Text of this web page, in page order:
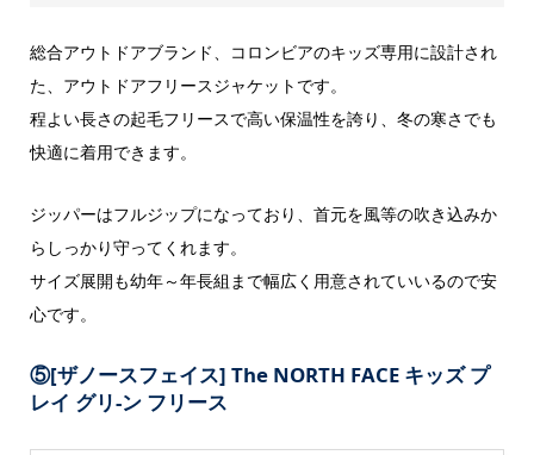
総合アウトドアブランド、コロンビアのキッズ専用に設計され
た、アウトドアフリースジャケットです。
程よい長さの起毛フリースで高い保温性を誇り、冬の寒さでも
快適に着用できます。
ジッパーはフルジップになっており、首元を風等の吹き込みか
らしっかり守ってくれます。
サイズ展開も幼年～年長組まで幅広く用意されていいるので安
心です。
⑤[ザノースフェイス] The NORTH FACE キッズ プ
レイ グリ-ン フリース